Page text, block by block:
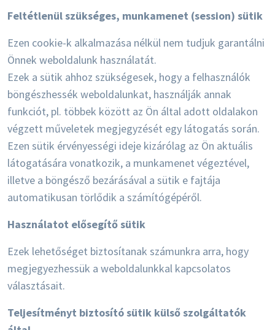
Feltétlenül szükséges, munkamenet (session) sütik
Ezen cookie-k alkalmazása nélkül nem tudjuk garantálni
Önnek weboldalunk használatát.
Ezek a sütik ahhoz szükségesek, hogy a felhasználók
böngészhessék weboldalunkat, használják annak
funkciót, pl. többek között az Ön által adott oldalakon
végzett műveletek megjegyzését egy látogatás során.
Ezen sütik érvényességi ideje kizárólag az Ön aktuális
látogatására vonatkozik, a munkamenet végeztével,
illetve a böngésző bezárásával a sütik e fajtája
automatikusan törlődik a számítógépéről.
Használatot elősegítő sütik
Ezek lehetőséget biztosítanak számunkra arra, hogy
megjegyezhessük a weboldalunkkal kapcsolatos
választásait.
Teljesítményt biztosító sütik külső szolgáltatók